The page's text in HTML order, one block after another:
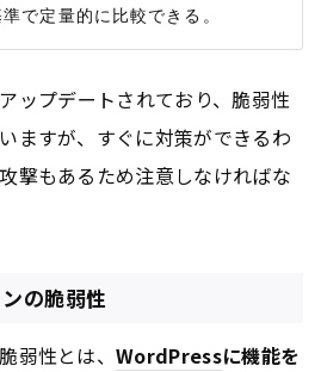
ップデートされており、脆弱性
ますが、すぐに対策ができるわ
撃もあるため注意しなければな
の脆弱性
弱性とは、WordPressに機能を